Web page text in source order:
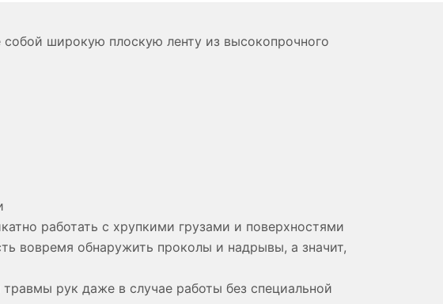
широкую плоскую ленту из высокопрочного
работать с хрупкими грузами и поверхностями
вовремя обнаружить проколы и надрывы, а значит,
рук даже в случае работы без специальной